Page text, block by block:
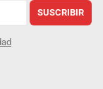
SUSCRIBIR